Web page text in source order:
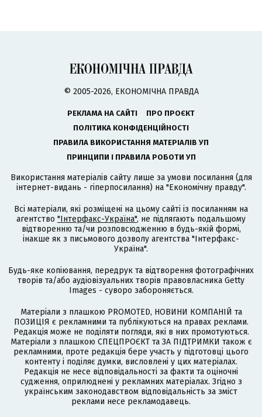
© 2005-2026, ЕКОНОМІЧНА ПРАВДА
РЕКЛАМА НА САЙТІ
ПРО ПРОЄКТ
ПОЛІТИКА КОНФІДЕНЦІЙНОСТІ
ПРАВИЛА ВИКОРИСТАННЯ МАТЕРІАЛІВ УП
ПРИНЦИПИ І ПРАВИЛА РОБОТИ УП
Використання матеріалів сайту лише за умови посилання (для
інтернет-видань - гіперпосилання) на "Економічну правду".
Всі матеріали, які розміщені на цьому сайті із посиланням на
агентство "Інтерфакс-Україна", не підлягають подальшому
відтворенню та/чи розповсюдженню в будь-якій формі,
інакше як з письмового дозволу агентства "Інтерфакс-
Україна".
Будь-яке копіювання, передрук та відтворення фотографічних
творів та/або аудіовізуальних творів правовласника Getty
Images - суворо забороняється.
Матеріали з плашкою PROMOTED, НОВИНИ КОМПАНІЙ та
ПОЗИЦІЯ є рекламними та публікуються на правах реклами.
Редакція може не поділяти погляди, які в них промотуються.
Матеріали з плашкою СПЕЦПРОЄКТ та ЗА ПІДТРИМКИ також є
рекламними, проте редакція бере участь у підготовці цього
контенту і поділяє думки, висловлені у цих матеріалах.
Редакція не несе відповідальності за факти та оціночні
судження, оприлюднені у рекламних матеріалах. Згідно з
українським законодавством відповідальність за зміст
реклами несе рекламодавець.